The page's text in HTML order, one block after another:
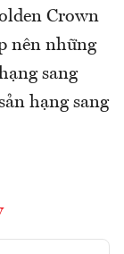
Crown
nên những
sang
hạng sang